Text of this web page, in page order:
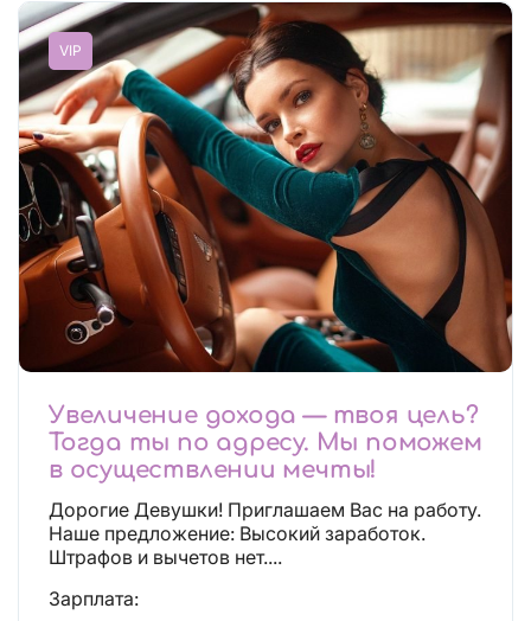
VIP
Увеличение дохода — твоя цель?
Тогда ты по адресу. Мы поможем
в осуществлении мечты!
Дорогие Девушки! Приглашаем Вас на работу.
Наше предложение: Высокий заработок.
Штрафов и вычетов нет....
Зарплата: